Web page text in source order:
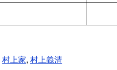
村上家, 村上義清